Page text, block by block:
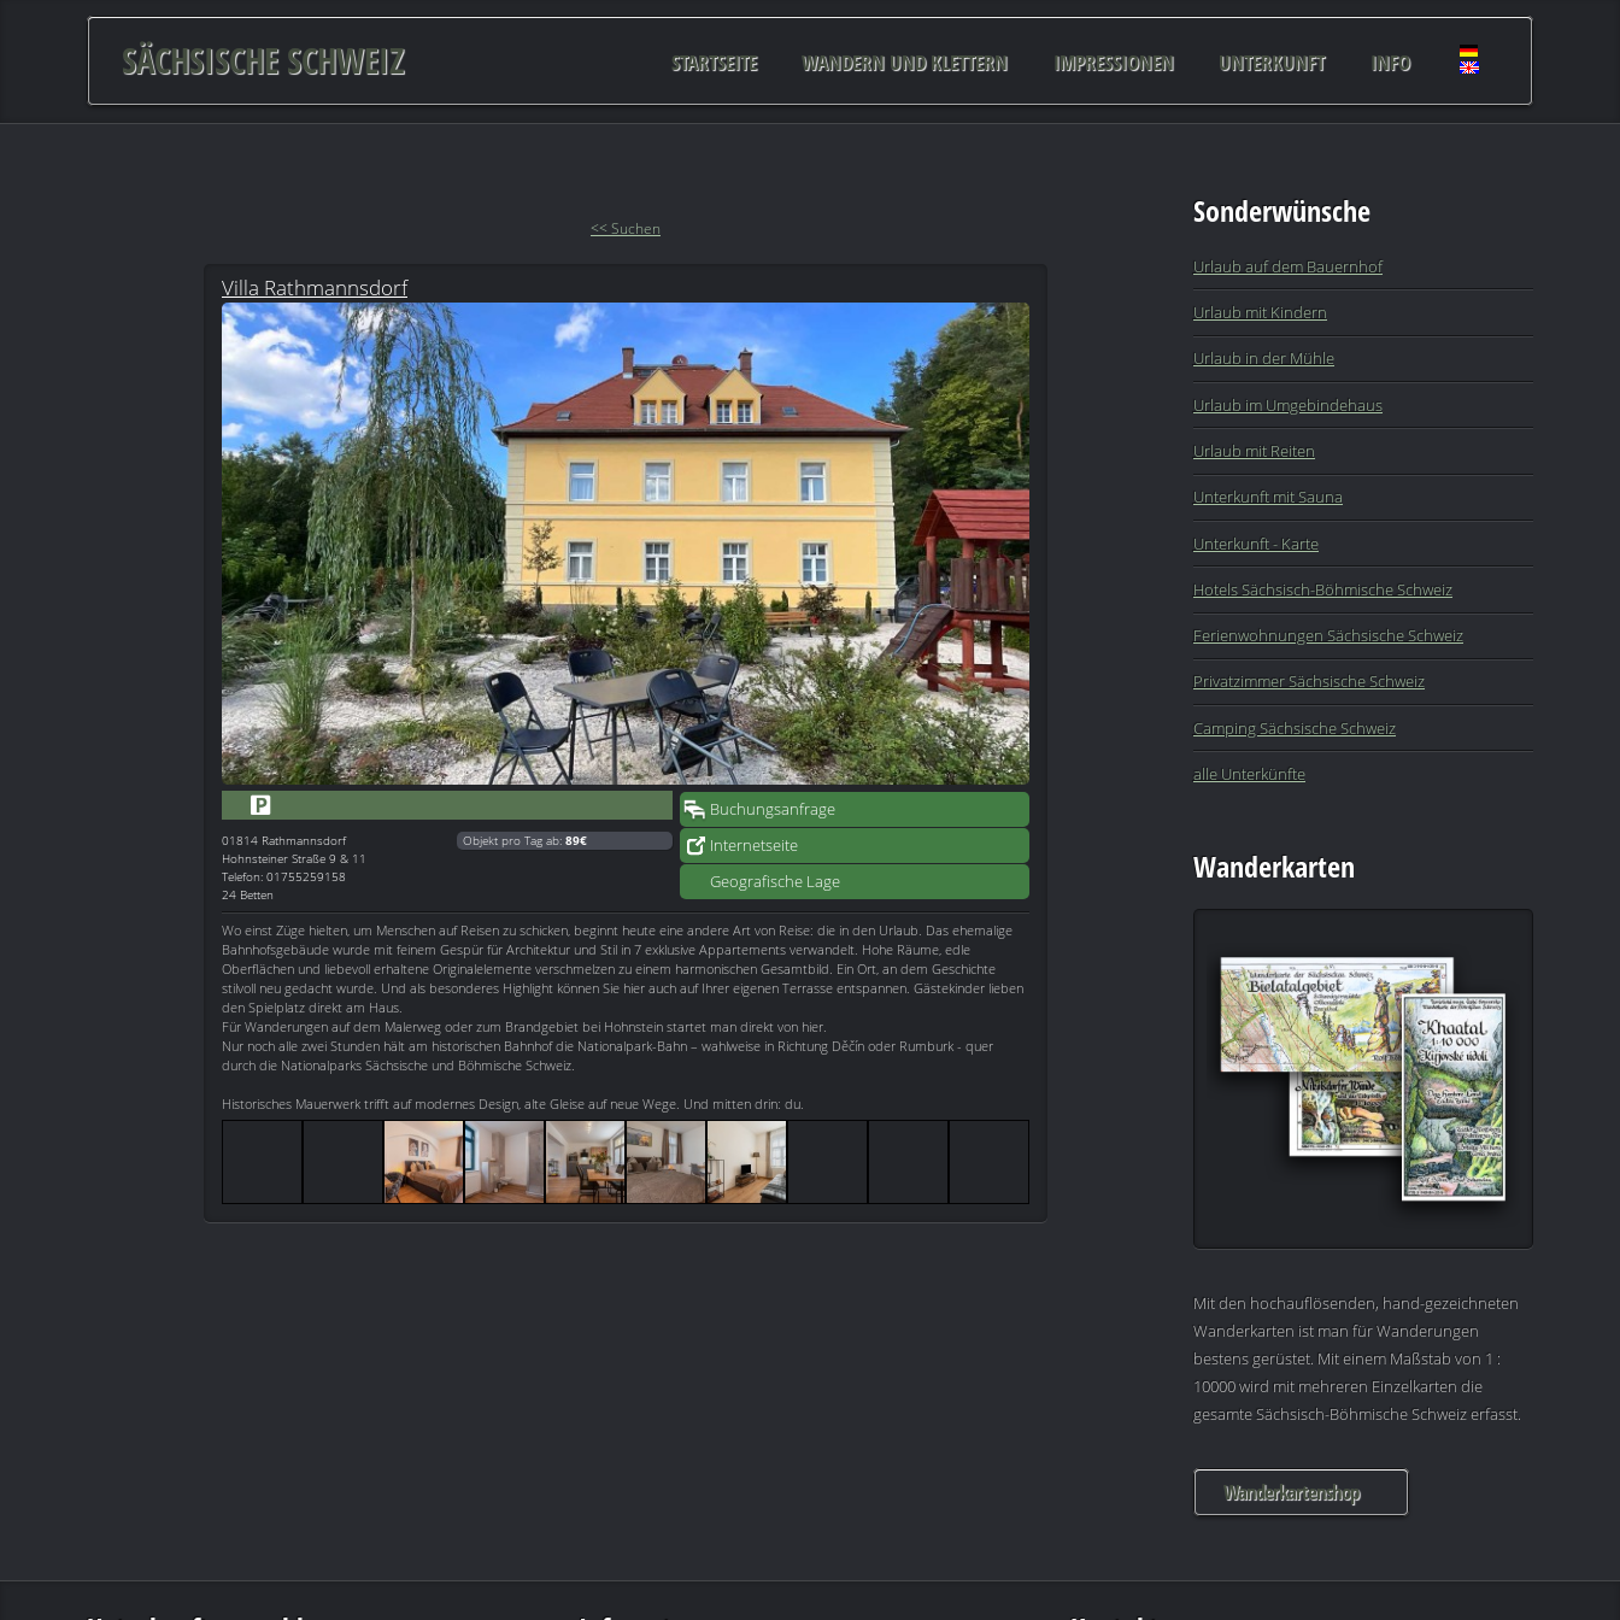
SÄCHSISCHE SCHWEIZ STARTSEITE WANDERN UND KLETTERN IMPRESSIONEN UNTERKUNFT INFO
<< Suchen
Villa Rathmannsdorf
Buchungsanfrage
Internetseite
Geografische Lage
01814 Rathmannsdorf
Hohnsteiner Straße 9 & 11
Telefon: 01755259158
24 Betten
Objekt pro Tag ab: 89€
Wo einst Züge hielten, um Menschen auf Reisen zu schicken, beginnt heute eine andere Art von Reise: die in den Urlaub. Das ehemalige
Bahnhofsgebäude wurde mit feinem Gespür für Architektur und Stil in 7 exklusive Appartements verwandelt. Hohe Räume, edle
Oberflächen und liebevoll erhaltene Originalelemente verschmelzen zu einem harmonischen Gesamtbild. Ein Ort, an dem Geschichte
stilvoll neu gedacht wurde. Und als besonderes Highlight können Sie hier auch auf Ihrer eigenen Terrasse entspannen. Gästekinder lieben
den Spielplatz direkt am Haus.
Für Wanderungen auf dem Malerweg oder zum Brandgebiet bei Hohnstein startet man direkt von hier.
Nur noch alle zwei Stunden hält am historischen Bahnhof die Nationalpark-Bahn – wahlweise in Richtung Děčín oder Rumburk - quer
durch die Nationalparks Sächsische und Böhmische Schweiz.
Historisches Mauerwerk trifft auf modernes Design, alte Gleise auf neue Wege. Und mitten drin: du.
Sonderwünsche
Urlaub auf dem Bauernhof
Urlaub mit Kindern
Urlaub in der Mühle
Urlaub im Umgebindehaus
Urlaub mit Reiten
Unterkunft mit Sauna
Unterkunft - Karte
Hotels Sächsisch-Böhmische Schweiz
Ferienwohnungen Sächsische Schweiz
Privatzimmer Sächsische Schweiz
Camping Sächsische Schweiz
alle Unterkünfte
Wanderkarten
Mit den hochauflösenden, hand-gezeichneten
Wanderkarten ist man für Wanderungen
bestens gerüstet. Mit einem Maßstab von 1 :
10000 wird mit mehreren Einzelkarten die
gesamte Sächsisch-Böhmische Schweiz erfasst.
Wanderkartenshop